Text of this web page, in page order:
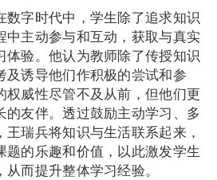
数字时代中，学生除了追求知识
中主动参与和互动，获取与真实
体验。他认为教师除了传授知识
及诱导他们作积极的尝试和参
权威性尽管不及从前，但他们更
的友伴。透过鼓励主动学习、多
瑞兵将知识与生活联系起来，
题的乐趣和价值，以此激发学生
而提升整体学习经验。